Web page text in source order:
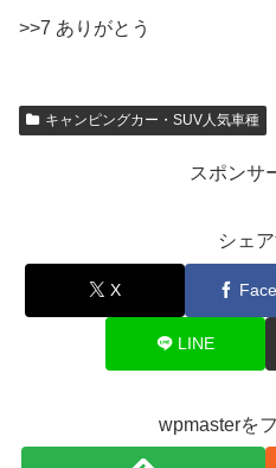
>>7 ありがとう
キャンピングカー・SUV人気車種
スポンサ
シェ
X
LINE
wpmasterを